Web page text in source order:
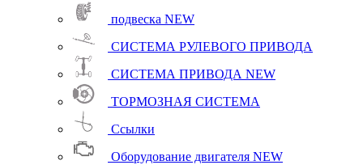
подвеска NEW
СИСТЕМА РУЛЕВОГО ПРИВОДА
СИСТЕМА ПРИВОДА NEW
ТОРМОЗНАЯ СИСТЕМА
Ссылки
Оборудование двигателя NEW